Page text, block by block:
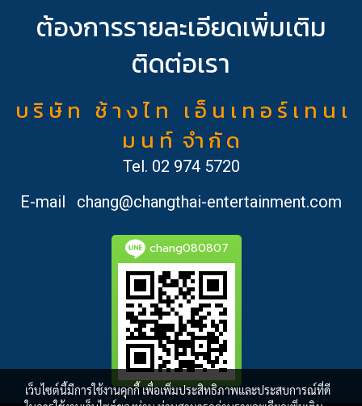
ต้องการรายละเอียดเพิ่มเติม
ติดต่อเรา
บ ริ ษั ท ช้ า ง ไ ท เ อ็ น เ ท อ ร์ เ ท น เ
ม น ท์ จำ กั ด
Tel. 02 974 5720
E-mail
chang@changthai-entertainment.com
chang080807
เว็บไซต์นี้มีการใช้งานคุกกี้ เพื่อเพิ่มประสิทธิภาพและประสบการณ์ที่ดี